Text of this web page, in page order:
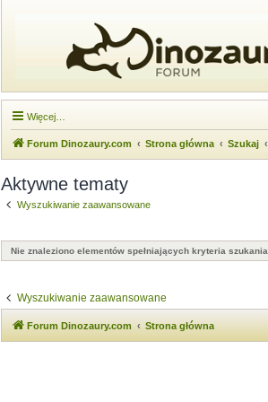
Więcej…
Forum Dinozaury.com Strona główna Szukaj
Aktywne tematy
Wyszukiwanie zaawansowane
Nie znaleziono elementów spełniających kryteria szukania.
Wyszukiwanie zaawansowane
Forum Dinozaury.com Strona główna